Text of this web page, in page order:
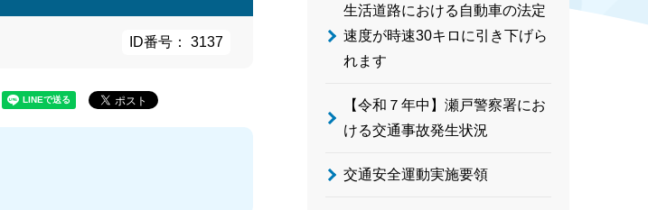
ID番号： 3137
生活道路における自動車の法定
速度が時速30キロに引き下げら
れます
【令和７年中】瀬戸警察署にお
ける交通事故発生状況
交通安全運動実施要領